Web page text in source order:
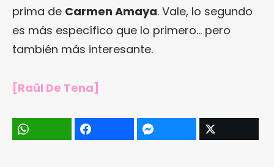
prima de Carmen Amaya. Vale, lo segundo
es más específico que lo primero… pero
también más interesante.
[Raül De Tena]